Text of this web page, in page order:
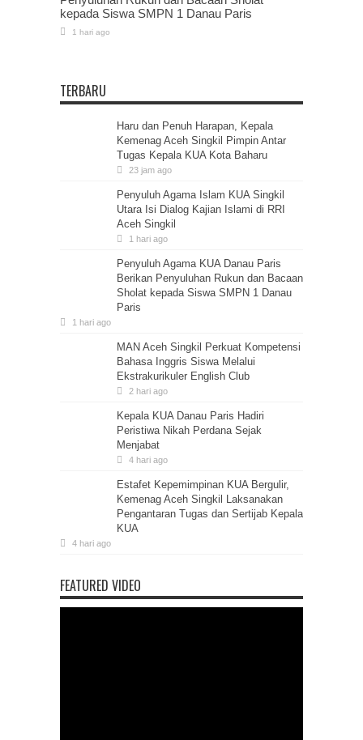
kepada Siswa SMPN 1 Danau Paris
1 hari ago
TERBARU
Haru dan Penuh Harapan, Kepala
Kemenag Aceh Singkil Pimpin Antar
Tugas Kepala KUA Kota Baharu
23 jam ago
Penyuluh Agama Islam KUA Singkil
Utara Isi Dialog Kajian Islami di RRI
Aceh Singkil
1 hari ago
Penyuluh Agama KUA Danau Paris
Berikan Penyuluhan Rukun dan Bacaan
Sholat kepada Siswa SMPN 1 Danau
Paris
1 hari ago
MAN Aceh Singkil Perkuat Kompetensi
Bahasa Inggris Siswa Melalui
Ekstrakurikuler English Club
2 hari ago
Kepala KUA Danau Paris Hadiri
Peristiwa Nikah Perdana Sejak
Menjabat
4 hari ago
Estafet Kepemimpinan KUA Bergulir,
Kemenag Aceh Singkil Laksanakan
Pengantaran Tugas dan Sertijab Kepala
KUA
4 hari ago
FEATURED VIDEO